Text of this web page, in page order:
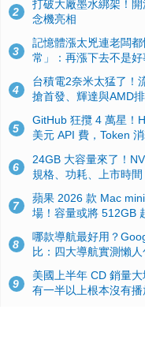
2
打破大廠墨水綁架！
念機亮相
3
記憶體漲太兇連老闆
常」：再漲下去不是好
4
台積電2奈米太猛了！
搶首發、輝達與AMD
5
GitHub 狂攬 4 萬星！
美元 API 費，Token
6
24GB 大容量來了！
規格、功耗、上市時間
7
蘋果 2026 款 Mac
場！容量或將 512GB
8
哪款導航最好用？
比：四大導航實測懶人
9
美國上半年 CD 銷量
有一半以上根本沒有播